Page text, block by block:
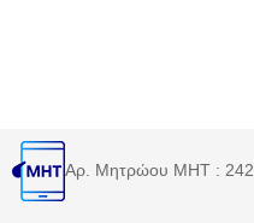
Αρ. Μητρώου MHT :